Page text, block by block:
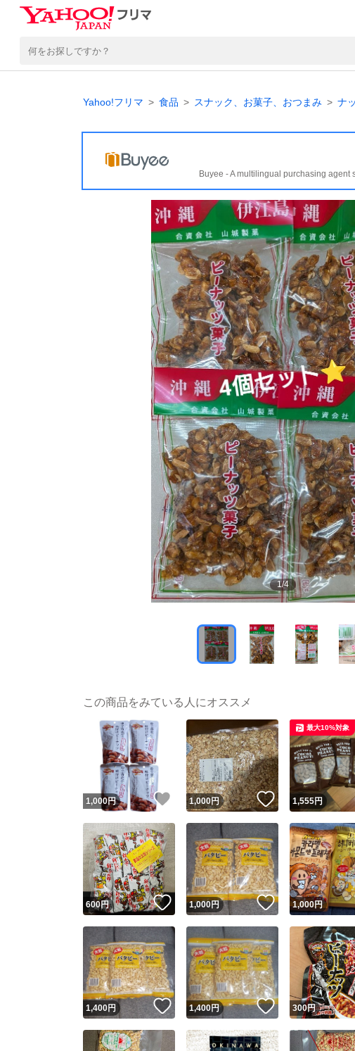
Yahoo!フリマ 食品 スナック、お菓子、おつまみ ナ
Buyee - A multilingual purchasing
1/4
この商品をみている人にオススメ
1,000円 いいね！
1,000円 いいね！
1,555円
最大10%対象
600円 いいね！
1,000円 いいね！
1,000円
1,400円 いいね！
1,400円 いいね！
300円